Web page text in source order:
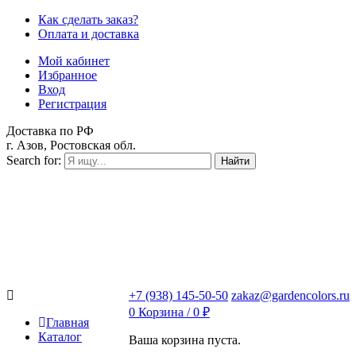
Как сделать заказ?
Оплата и доставка
Мой кабинет
Избранное
Вход
Регистрация
Доставка по РФ
г. Азов, Ростовская обл.
Search for:
Найти
+7 (938) 145-50-50 zakaz@gardencolors.ru
0 Корзина /0 ₽
Ваша корзина пуста.
Главная
Каталог